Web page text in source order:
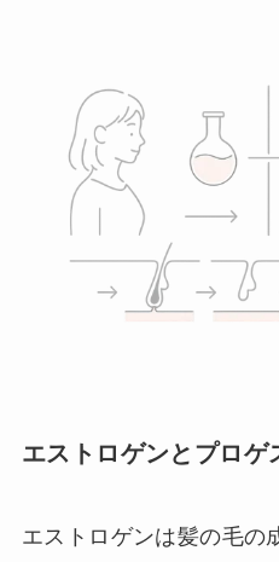
エストロゲンとプロゲ
エストロゲンは髪の毛の